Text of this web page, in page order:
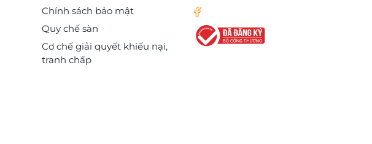
Chính sách bảo mật
Quy chế sàn
Cơ chế giải quyết khiếu nại,
tranh chấp